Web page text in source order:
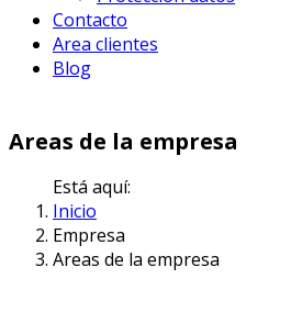
Contacto
Area clientes
Blog
Areas de la empresa
Está aquí:
Inicio
Empresa
Areas de la empresa